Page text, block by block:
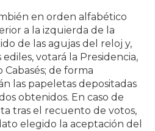
en orden alfabético
a la izquierda de la
de las agujas del reloj y,
votará la Presidencia,
de forma
las papeletas depositadas
obtenidos. En caso de
tras el recuento de votos,
elegido la aceptación del